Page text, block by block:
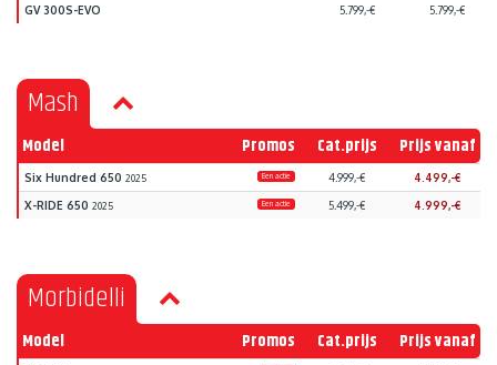
GV 300S-EVO 5.799,-€ 5.799,-€
Mash
Model Promos Cat.prijs Prijs vanaf
Six Hundred 650 2025 Een actie 4.999,-€ 4.499,-€
X-RIDE 650 2025 Een actie 5.499,-€ 4.999,-€
Morbidelli
Model Promos Cat.prijs Prijs vanaf